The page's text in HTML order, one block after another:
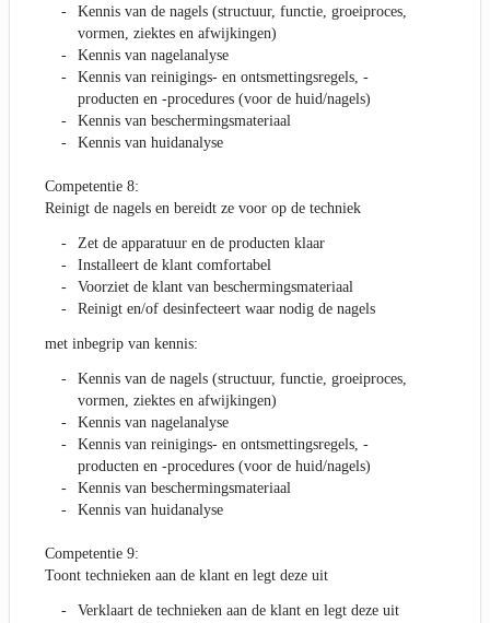
Kennis van de nagels (structuur, functie, groeiproces,
vormen, ziektes en afwijkingen)
Kennis van nagelanalyse
Kennis van reinigings- en ontsmettingsregels, -
producten en -procedures (voor de huid/nagels)
Kennis van beschermingsmateriaal
Kennis van huidanalyse
Competentie 8:
Reinigt de nagels en bereidt ze voor op de techniek
Zet de apparatuur en de producten klaar
Installeert de klant comfortabel
Voorziet de klant van beschermingsmateriaal
Reinigt en/of desinfecteert waar nodig de nagels
met inbegrip van kennis:
Kennis van de nagels (structuur, functie, groeiproces,
vormen, ziektes en afwijkingen)
Kennis van nagelanalyse
Kennis van reinigings- en ontsmettingsregels, -
producten en -procedures (voor de huid/nagels)
Kennis van beschermingsmateriaal
Kennis van huidanalyse
Competentie 9:
Toont technieken aan de klant en legt deze uit
Verklaart de technieken aan de klant en legt deze uit